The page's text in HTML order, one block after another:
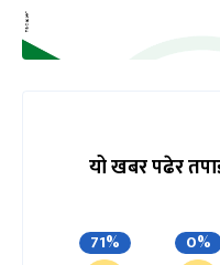
यो खबर पढेर
71% 0%